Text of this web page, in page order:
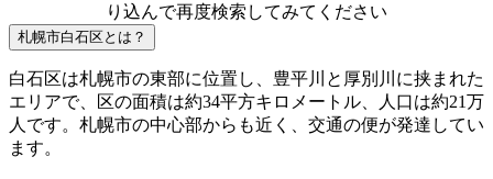
り込んで再度検索してみてください
札幌市白石区とは？
白石区は札幌市の東部に位置し、豊平川と厚別川に挟まれた
エリアで、区の面積は約34平方キロメートル、人口は約21万
人です。札幌市の中心部からも近く、交通の便が発達してい
ます。